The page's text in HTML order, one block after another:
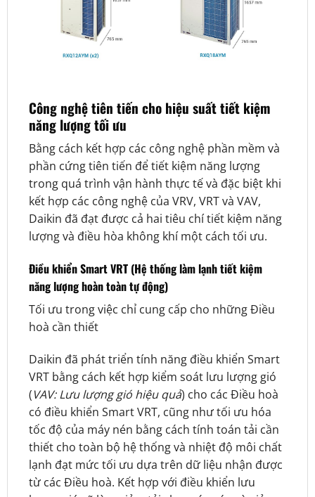
Công nghệ tiên tiến cho hiệu suất tiết kiệm
năng lượng tối ưu
Bằng cách kết hợp các công nghệ phần mềm và
phần cứng tiên tiến để tiết kiệm năng lượng
trong quá trình vận hành thực tế và đặc biệt khi
kết hợp các công nghệ của VRV, VRT và VAV,
Daikin đã đạt được cả hai tiêu chí tiết kiệm năng
lượng và điều hòa không khí một cách tối ưu.
Điều khiển Smart VRT (Hệ thống làm lạnh tiết kiệm
năng lượng hoàn toàn tự động)
Tối ưu trong việc chỉ cung cấp cho những Điều
hoà cần thiết
Daikin đã phát triển tính năng điều khiển Smart
VRT bằng cách kết hợp kiểm soát lưu lượng gió
(VAV: Lưu lượng gió hiệu quả) cho các Điều hoà
có điều khiển Smart VRT, cũng như tối ưu hóa
tốc độ của máy nén bằng cách tính toán tải cần
thiết cho toàn bộ hệ thống và nhiệt độ môi chất
lạnh đạt mức tối ưu dựa trên dữ liệu nhận được
từ các Điều hoà. Kết hợp với điều khiển lưu